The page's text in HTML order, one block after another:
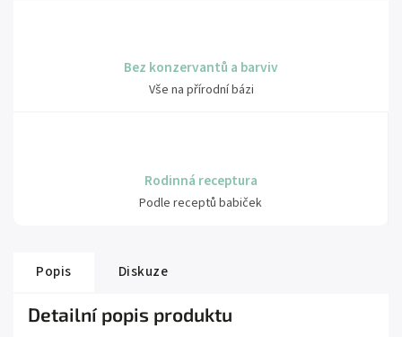
Bez konzervantů a barviv
Vše na přírodní bázi
Rodinná receptura
Podle receptů babiček
Popis Diskuze
Detailní popis produktu